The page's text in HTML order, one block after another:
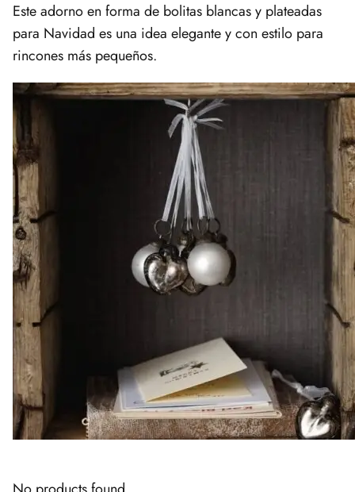
Este adorno en forma de bolitas blancas y plateadas
para Navidad es una idea elegante y con estilo para
rincones más pequeños.